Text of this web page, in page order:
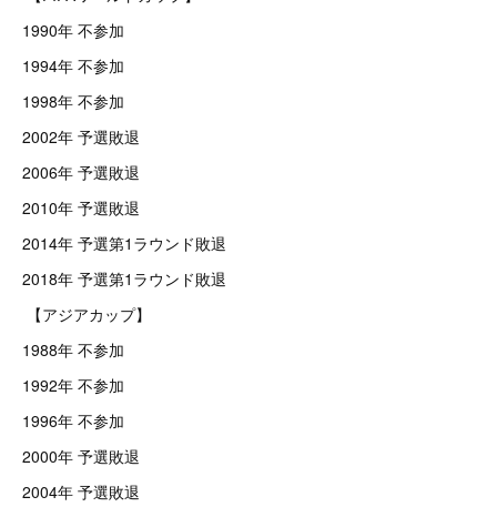
1990年 不参加
1994年 不参加
1998年 不参加
2002年 予選敗退
2006年 予選敗退
2010年 予選敗退
2014年 予選第1ラウンド敗退
2018年 予選第1ラウンド敗退
【アジアカップ】
1988年 不参加
1992年 不参加
1996年 不参加
2000年 予選敗退
2004年 予選敗退